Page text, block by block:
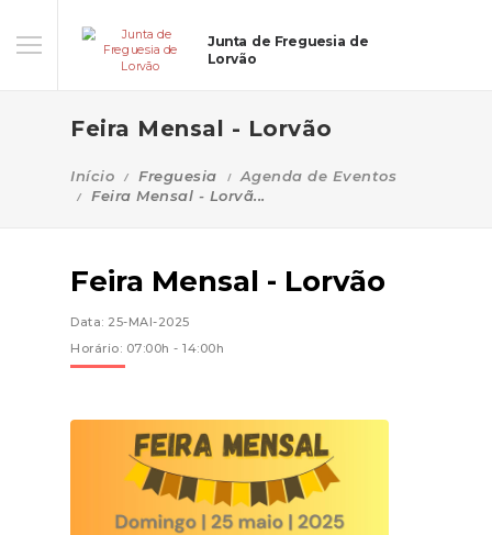
Junta de Freguesia de
Lorvão
Feira Mensal - Lorvão
Início Freguesia
Agenda de Eventos
Feira Mensal - Lorvã...
Feira Mensal - Lorvão
Data: 25-MAI-2025
Horário: 07:00h - 14:00h